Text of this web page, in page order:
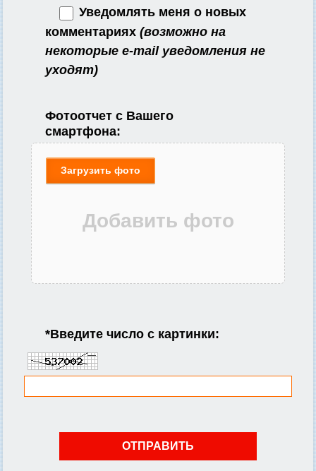
Уведомлять меня о новых
комментариях (возможно на
некоторые e-mail уведомления не
уходят)
Фотоотчет с Вашего
смартфона:
Загрузить фото
*Введите число с картинки: